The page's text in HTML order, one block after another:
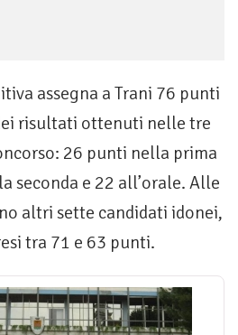
assegna a Trani 76 punti
risultati ottenuti nelle tre
26 punti nella prima
seconda e 22 all’orale. Alle
altri sette candidati idonei,
tra 71 e 63 punti.